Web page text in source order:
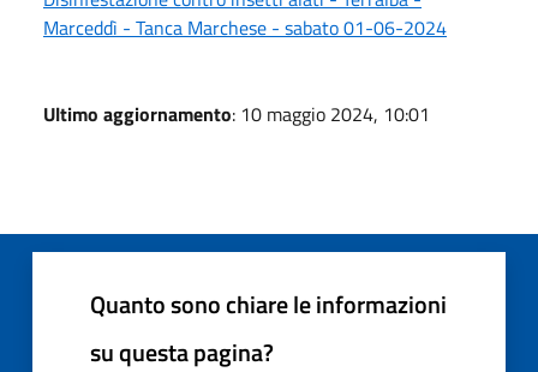
Marceddì - Tanca Marchese - sabato 01-06-2024
Ultimo aggiornamento: 10 maggio 2024, 10:01
Quanto sono chiare le informazioni
su questa pagina?